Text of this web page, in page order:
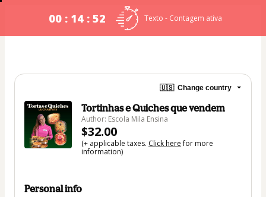
00 : 14 : 52 Texto - Contagem ativa
🇺🇸 Change country
Tortinhas e Quiches que vendem
Author: Escola Mila Ensina
$32.00
(+ applicable taxes. Click herefor more
information)
Personal info